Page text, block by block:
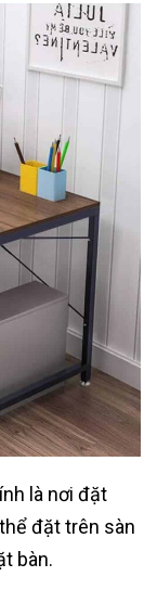
là nơi đặt
đặt trên sàn
bàn.